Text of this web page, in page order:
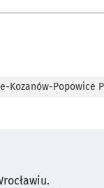
Kozanów-Popowice